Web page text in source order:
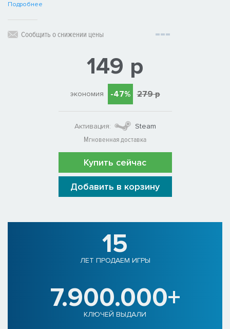
Подробнее
Сообщить о снижении цены
149 р
экономия -47% 279 р
Активация:
Steam
Мгновенная доставка
Купить сейчас
Добавить в корзину
15
ЛЕТ ПРОДАЕМ ИГРЫ
7.900.000+
КЛЮЧЕЙ ВЫДАЛИ